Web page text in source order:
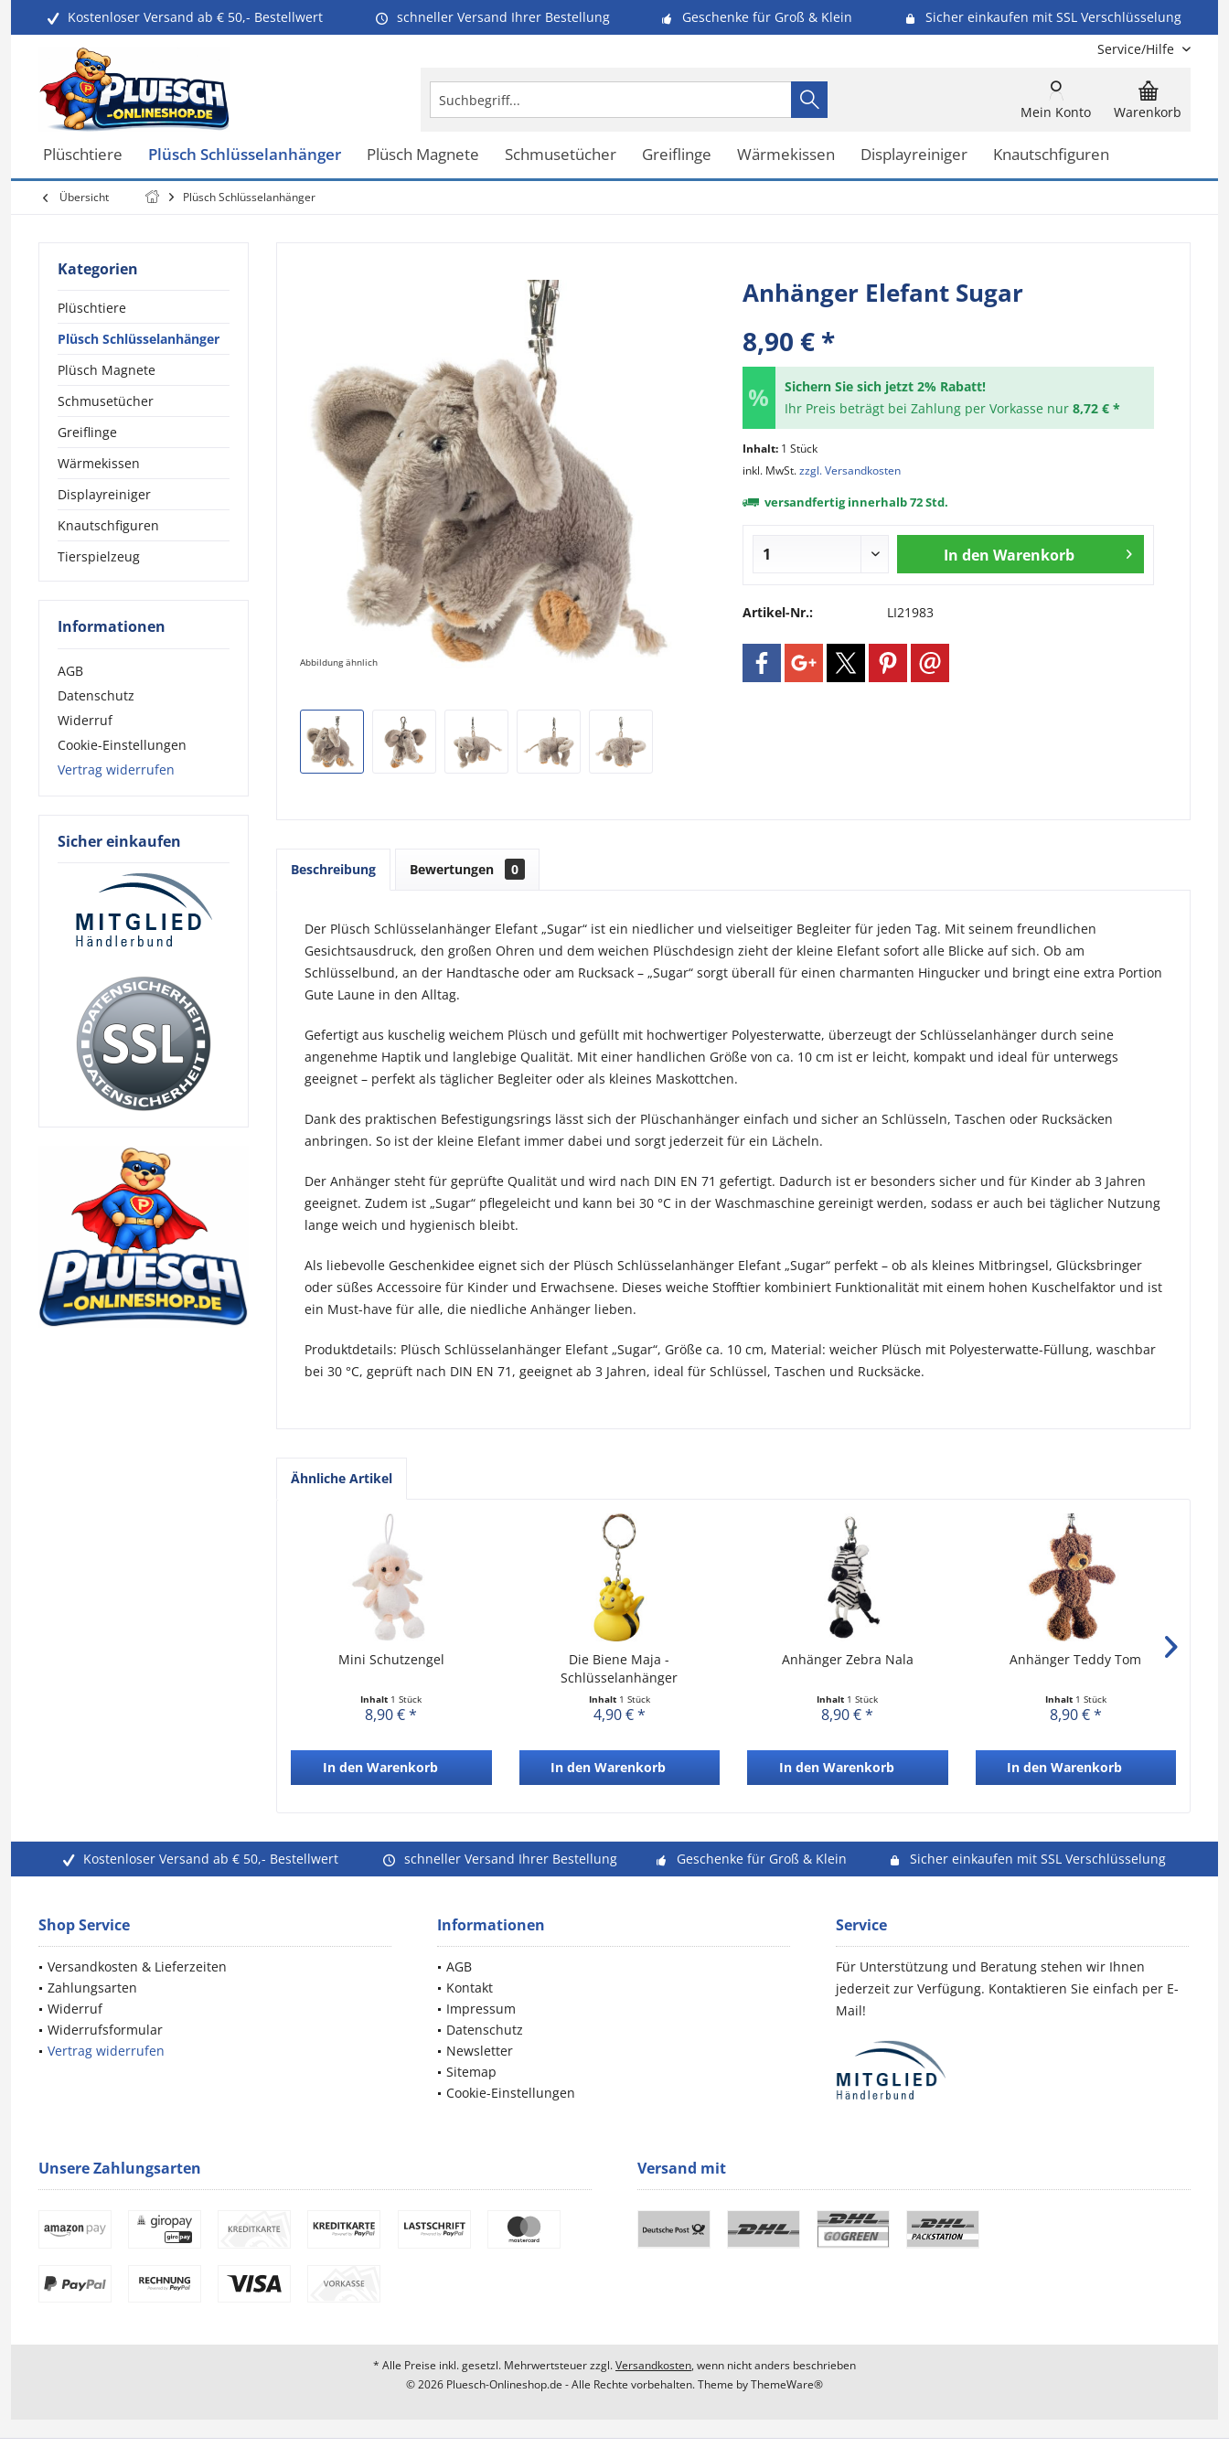
Kostenloser Versand ab € 50,- Bestellwert schneller Versand Ihrer Bestellung Geschenke für Groß & Klein
Sicher einkaufen mit SSL Verschlüsselung
Service/Hilfe
Warenkorb
Mein Konto
Plüschtiere Plüsch Schlüsselanhänger Plüsch Magnete Schmusetücher Greiflinge Wärmekissen Displayreiniger Knautschfiguren
Übersicht Plüsch Schlüsselanhänger
Kategorien
Plüschtiere
Plüsch Schlüsselanhänger
Plüsch Magnete
Schmusetücher
Greiflinge
Wärmekissen
Displayreiniger
Knautschfiguren
Tierspielzeug
Informationen
AGB
Datenschutz
Widerruf
Cookie-Einstellungen
Vertrag widerrufen
Sicher einkaufen
Abbildung ähnlich
Anhänger Elefant Sugar
8,90 € *
Sichern Sie sich jetzt 2% Rabatt!
Ihr Preis beträgt bei Zahlung per Vorkasse nur 8,72 € *
Inhalt: 1 Stück
inkl. MwSt.zzgl. Versandkosten
versandfertig innerhalb 72 Std.
In den Warenkorb
Artikel-Nr.: LI21983
Beschreibung Bewertungen 0
Der Plüsch Schlüsselanhänger Elefant „Sugar“ ist ein niedlicher und vielseitiger Begleiter für jeden Tag. Mit seinem freundlichen
Gesichtsausdruck, den großen Ohren und dem weichen Plüschdesign zieht der kleine Elefant sofort alle Blicke auf sich. Ob am
Schlüsselbund, an der Handtasche oder am Rucksack – „Sugar“ sorgt überall für einen charmanten Hingucker und bringt eine extra Portion
Gute Laune in den Alltag.
Gefertigt aus kuschelig weichem Plüsch und gefüllt mit hochwertiger Polyesterwatte, überzeugt der Schlüsselanhänger durch seine
angenehme Haptik und langlebige Qualität. Mit einer handlichen Größe von ca. 10 cm ist er leicht, kompakt und ideal für unterwegs
geeignet – perfekt als täglicher Begleiter oder als kleines Maskottchen.
Dank des praktischen Befestigungsrings lässt sich der Plüschanhänger einfach und sicher an Schlüsseln, Taschen oder Rucksäcken
anbringen. So ist der kleine Elefant immer dabei und sorgt jederzeit für ein Lächeln.
Der Anhänger steht für geprüfte Qualität und wird nach DIN EN 71 gefertigt. Dadurch ist er besonders sicher und für Kinder ab 3 Jahren
geeignet. Zudem ist „Sugar“ pflegeleicht und kann bei 30 °C in der Waschmaschine gereinigt werden, sodass er auch bei täglicher Nutzung
lange weich und hygienisch bleibt.
Als liebevolle Geschenkidee eignet sich der Plüsch Schlüsselanhänger Elefant „Sugar“ perfekt – ob als kleines Mitbringsel, Glücksbringer
oder süßes Accessoire für Kinder und Erwachsene. Dieses weiche Stofftier kombiniert Funktionalität mit einem hohen Kuschelfaktor und ist
ein Must-have für alle, die niedliche Anhänger lieben.
Produktdetails: Plüsch Schlüsselanhänger Elefant „Sugar“, Größe ca. 10 cm, Material: weicher Plüsch mit Polyesterwatte-Füllung, waschbar
bei 30 °C, geprüft nach DIN EN 71, geeignet ab 3 Jahren, ideal für Schlüssel, Taschen und Rucksäcke.
Ähnliche Artikel
Mini Schutzengel
Inhalt 1 Stück
8,90 € *
In den Warenkorb
Die Biene Maja -
Schlüsselanhänger
Inhalt 1 Stück
4,90 € *
In den Warenkorb
Anhänger Zebra Nala
Inhalt 1 Stück
8,90 € *
In den Warenkorb
Anhänger Teddy Tom
Inhalt 1 Stück
8,90 € *
In den Warenkorb
Kostenloser Versand ab € 50,- Bestellwert schneller Versand Ihrer Bestellung Geschenke für Groß & Klein Sicher einkaufen mit SSL Verschlüsselung
Shop Service
Versandkosten & Lieferzeiten
Zahlungsarten
Widerruf
Widerrufsformular
Vertrag widerrufen
Informationen
AGB
Kontakt
Impressum
Datenschutz
Newsletter
Sitemap
Cookie-Einstellungen
Service
Für Unterstützung und Beratung stehen wir Ihnen
jederzeit zur Verfügung. Kontaktieren Sie einfach per E-
Mail!
Unsere Zahlungsarten Versand mit
* Alle Preise inkl. gesetzl. Mehrwertsteuer zzgl.Versandkosten, wenn nicht anders beschrieben
© 2026 Pluesch-Onlineshop.de - Alle Rechte vorbehalten. Theme byThemeWare®